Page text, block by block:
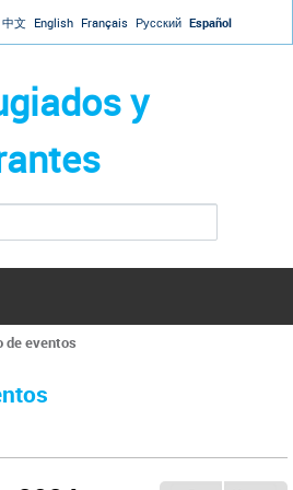
to navigation
中文 English Français Русский Español
y
de eventos